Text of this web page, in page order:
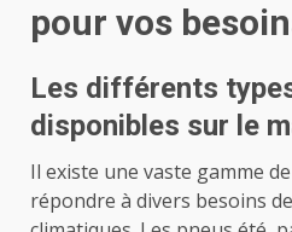
pour vos
Les différents
disponibles sur le
Il existe une vaste gamme
répondre à divers besoins